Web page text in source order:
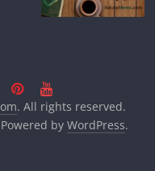
. All rights reserved.
by WordPress.